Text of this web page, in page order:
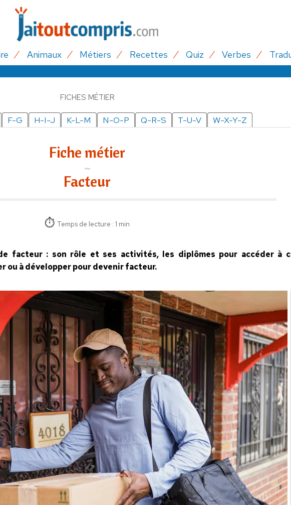
Animaux Métiers Recettes Quiz Verbes
FICHES MÉTIER
F-G H-I-J K-L-M N-O-P Q-R-S T-U-V W-X-Y-Z
Fiche métier
Facteur
Temps de lecture : 1 min
facteur : son rôle et ses activités, les diplômes pour accéder à
ou à développer pour devenir facteur.